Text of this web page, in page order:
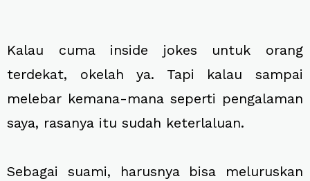
Kalau cuma inside jokes untuk orang
terdekat, okelah ya. Tapi kalau sampai
melebar kemana-mana seperti pengalaman
saya, rasanya itu sudah keterlaluan.
Sebagai suami, harusnya bisa meluruskan